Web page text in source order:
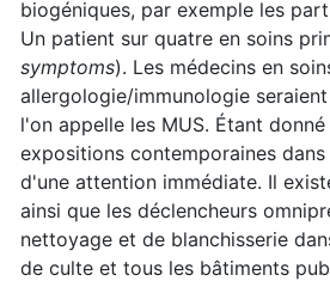
biogéniques, par exemple les
Un patient sur quatre en soins
symptoms). Les médecins en
allergologie/immunologie
l'on appelle les MUS. Étant
expositions contemporaines
d'une attention immédiate. Il
ainsi que les déclencheurs
nettoyage et de blanchisserie
de culte et tous les bâtiments